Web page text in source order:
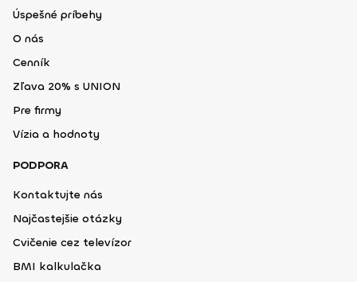
Úspešné príbehy
O nás
Cenník
Zľava 20% s UNION
Pre firmy
Vízia a hodnoty
PODPORA
Kontaktujte nás
Najčastejšie otázky
Cvičenie cez televízor
BMI kalkulačka